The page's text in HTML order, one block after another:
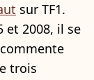
sur TF1.
et 2008, il se
trois